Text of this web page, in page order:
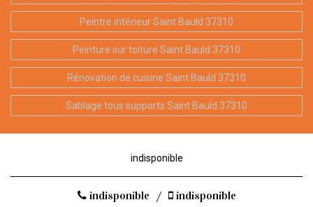
Peintre intérieur Saint Bauld 37310
Peinture sur toiture Saint Bauld 37310
Rénovation de cuisine Saint Bauld 37310
Sablage tous supports Saint Bauld 37310
indisponible
indisponible / indisponible